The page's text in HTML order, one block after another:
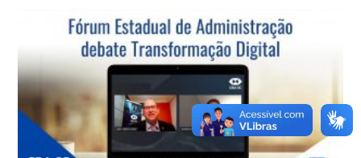
o
k
dI
n
A
p
p
n
g
er
e
n
dl
y